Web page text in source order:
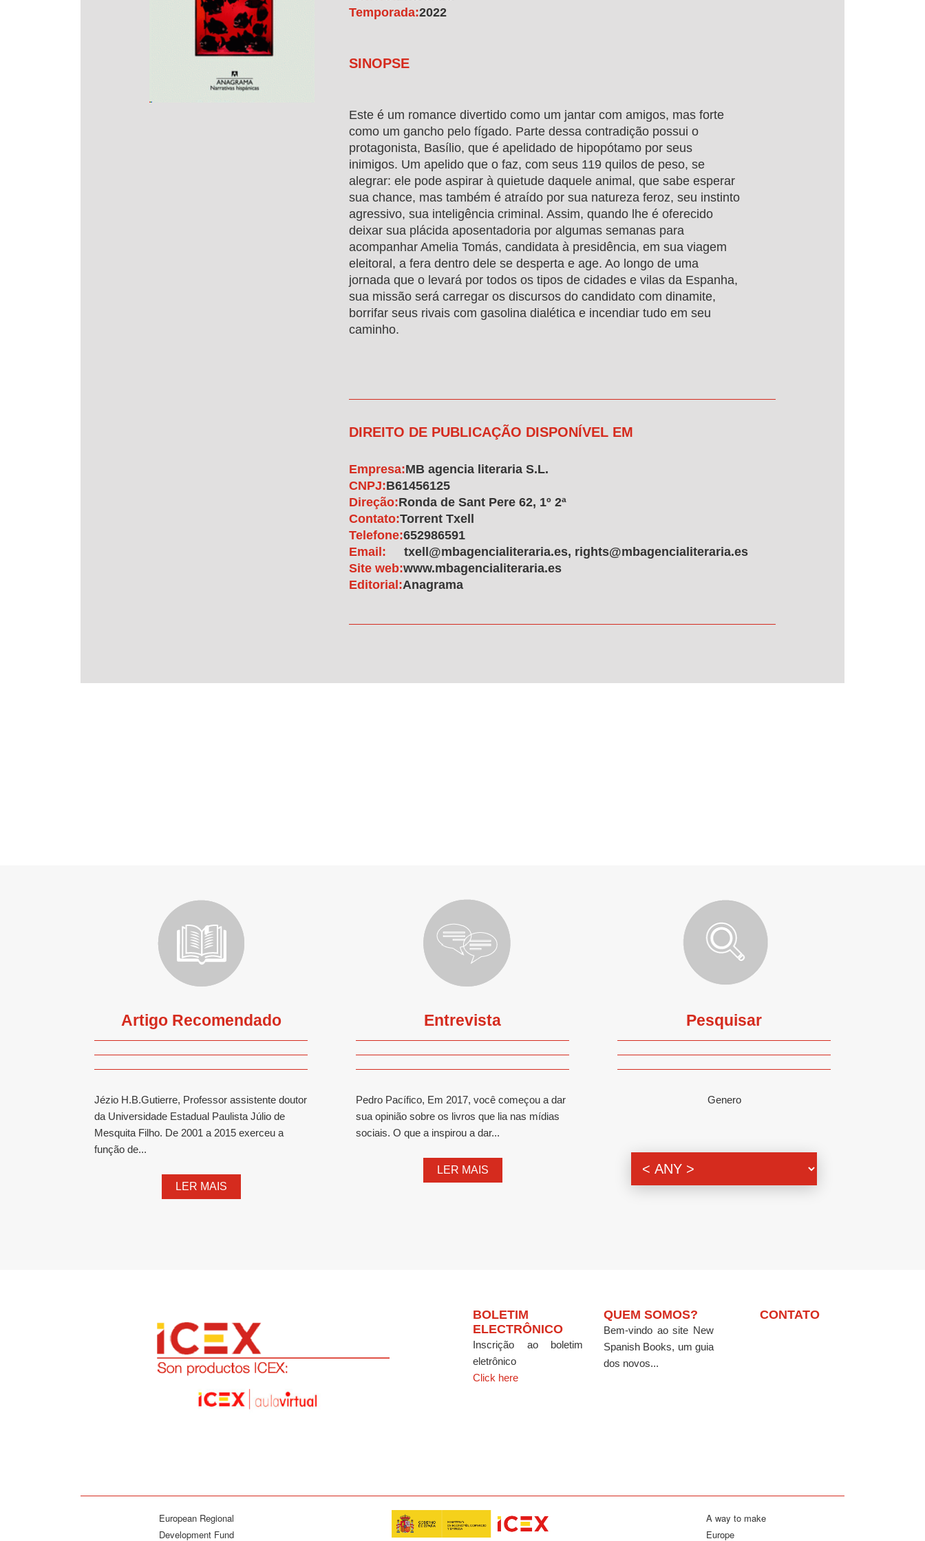
Temporada:2022
SINOPSE
Este é um romance divertido como um jantar com amigos, mas forte
como um gancho pelo fígado. Parte dessa contradição possui o
protagonista, Basílio, que é apelidado de hipopótamo por seus
inimigos. Um apelido que o faz, com seus 119 quilos de peso, se
alegrar: ele pode aspirar à quietude daquele animal, que sabe esperar
sua chance, mas também é atraído por sua natureza feroz, seu instinto
agressivo, sua inteligência criminal. Assim, quando lhe é oferecido
deixar sua plácida aposentadoria por algumas semanas para
acompanhar Amelia Tomás, candidata à presidência, em sua viagem
eleitoral, a fera dentro dele se desperta e age. Ao longo de uma
jornada que o levará por todos os tipos de cidades e vilas da Espanha,
sua missão será carregar os discursos do candidato com dinamite,
borrifar seus rivais com gasolina dialética e incendiar tudo em seu
caminho.
DIREITO DE PUBLICAÇÃO DISPONÍVEL EM
Empresa:MB agencia literaria S.L.
CNPJ:B61456125
Direção:Ronda de Sant Pere 62, 1º 2ª
Contato:Torrent Txell
Telefone:652986591
Email:
txell@mbagencialiteraria.es, rights@mbagencialiteraria.es
Site web:www.mbagencialiteraria.es
Editorial:Anagrama
Artigo Recomendado
Jézio H.B.Gutierre, Professor assistente doutor
da Universidade Estadual Paulista Júlio de
Mesquita Filho. De 2001 a 2015 exerceu a
função de...
LER MAIS
Entrevista
Pedro Pacífico, Em 2017, você começou a dar
sua opinião sobre os livros que lia nas mídias
sociais. O que a inspirou a dar...
LER MAIS
Pesquisar
Genero
BOLETIM
ELECTRÔNICO
Inscrição ao boletim
eletrônico
Click here
QUEM SOMOS?
Bem-vindo ao site New
Spanish Books, um guia
dos novos...
CONTATO
European Regional
Development Fund
A way to make
Europe